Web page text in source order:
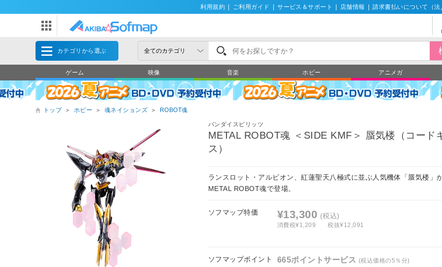
利用規約 ご利用ガイド サービス＆サポート 店舗情報 請求書払いについて（法
カテゴリから選ぶ
ゲーム 映像 音楽 ホビー アニメガ
トップ ＞ ホビー ＞ 魂ネイションズ ＞ ROBOT魂
バンダイスピリッツ
METAL ROBOT魂 ＜SIDE KMF＞ 蜃気楼（コード
ス）
ランスロット・アルビオン、紅蓮聖天八極式に並ぶ人気機体「蜃気楼」
METAL ROBOT魂で登場。
ソフマップ特価 ¥13,300 (税込)
消費税¥1,209 税抜¥12,091
ソフマップポイント 665ポイントサービス (税込価格の5％分)